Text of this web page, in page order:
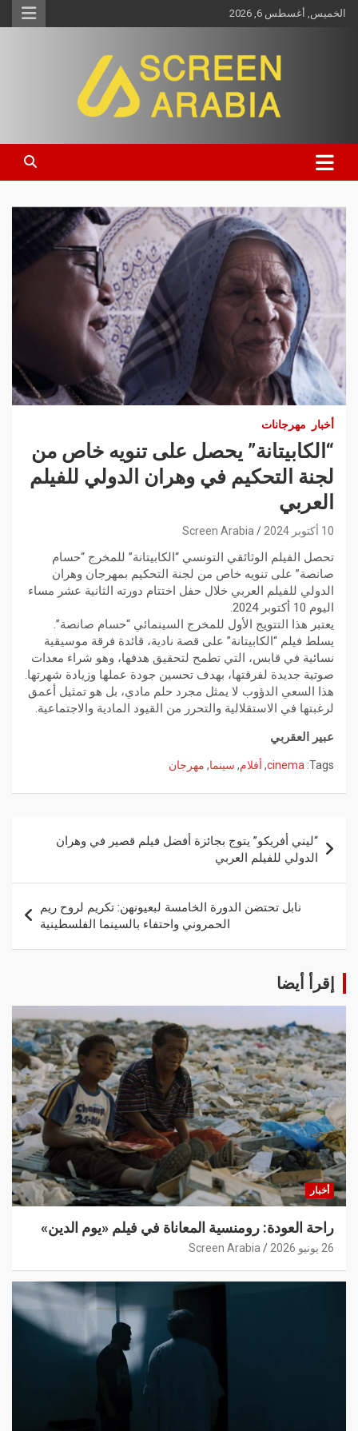
الخميس, أغسطس 6, 2026
Screen Arabia
أخبار مهرجانات
“الكابيتانة” يحصل على تنويه خاص من
لجنة التحكيم في وهران الدولي للفيلم
العربي
10 أكتوبر 2024 Screen Arabia
تحصل الفيلم الوثائقي التونسي “الكابيتانة” للمخرج “حسام
صانصة” على تنويه خاص من لجنة التحكيم بمهرجان وهران
الدولي للفيلم العربي خلال حفل اختتام دورته الثانية عشر مساء
اليوم 10 أكتوبر 2024.
يعتبر هذا التتويج الأول للمخرج السينمائي “حسام صانصة”.
يسلط فيلم “الكابيتانة” على قصة نادية، قائدة فرقة موسيقية
نسائية في قابس، التي تطمح لتحقيق هدفها، وهو شراء معدات
صوتية جديدة لفرقتها، بهدف تحسين جودة عملها وزيادة شهرتها.
هذا السعي الدؤوب لا يمثل مجرد حلم مادي، بل هو تمثيل أعمق
لرغبتها في الاستقلالية والتحرر من القيود المادية والاجتماعية.
عبير العقربي
Tags:
cinema
, أفلام, سينما, مهرجان
“ليني أفريكو” يتوج بجائزة أفضل فيلم قصير في وهران
الدولي للفيلم العربي
نابل تحتضن الدورة الخامسة لبعيونهن: تكريم لروح ريم
الحمروني واحتفاء بالسينما الفلسطينية
إقرأ أيضا
أخبار
راحة العودة: رومنسية المعاناة في فيلم «يوم الدين»
26 يونيو 2026 Screen Arabia